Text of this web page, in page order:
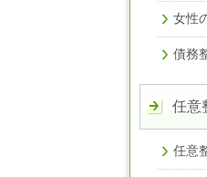
女性
債務
任意
任意